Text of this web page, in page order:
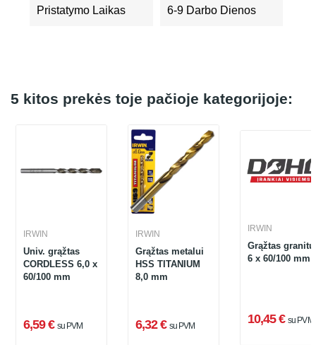
Pristatymo Laikas 6-9 Darbo Dienos
5 kitos prekės toje pačioje kategorijoje:
IRWIN
Univ. grąžtas
CORDLESS 6,0 x
60/100 mm
6,59 € su PVM
IRWIN
Grąžtas metalui
HSS TITANIUM
8,0 mm
6,32 € su PVM
IRWIN
Grąžtas
6 x 60/100 mm
10,45 € su PVM